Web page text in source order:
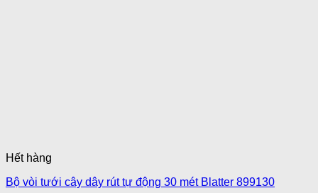
Hết hàng
Bộ vòi tưới cây dây rút tự động 30 mét Blatter 899130